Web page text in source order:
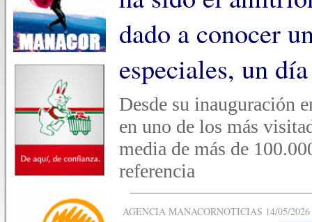
dado a conocer
especiales, un
Desde su inauguración
en uno de los más
media de más de
referencia
AGENCIA MANACORNOTICIAS 14/05/